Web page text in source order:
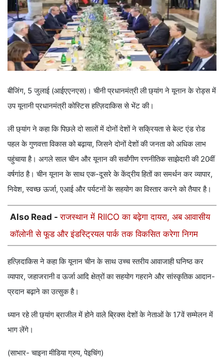
बीजिंग, 5 जुलाई (आईएएनएस)। चीनी प्रधानमंत्री ली छ्यांग ने यूनान के रोड्स में
उप यूनानी प्रधानमंत्री कोस्टिस हत्ज़िदाकिस से भेंट की।
ली छ्यांग ने कहा कि पिछले दो सालों में दोनों देशों ने सक्रियता से बेल्ट एंड रोड
पहल के गुणवत्ता विकास को बढ़ाया, जिसने दोनों देशों की जनता को अधिक लाभ
पहुंचाया है। अगले साल चीन और यूनान की सर्वांगीण रणनीतिक साझेदारी की 20वीं
वर्षगांठ है। चीन यूनान के साथ एक-दूसरे के केंद्रीय हितों का समर्थन कर व्यापार,
निवेश, स्वच्छ ऊर्जा, एआई और पर्यटनों के सहयोग का विस्तार करने को तैयार है।
Also Read -राजस्थान में RIICO का बढ़ेगा दायरा, अब आवासीय
कॉलोनी से फूड और इंडस्ट्रियल पार्क तक विकसित करेगा निगम
हत्ज़िदाकिस ने कहा कि यूनान चीन के साथ उच्च स्तरीय आवाजाही घनिष्ठ कर
व्यापार, जहाजरानी व ऊर्जा आदि क्षेत्रों का सहयोग गहराने और सांस्कृतिक आदान-
प्रदान बढ़ाने का उत्सुक है।
ध्यान रहे ली छ्यांग ब्राजील में होने वाले ब्रिक्स देशों के नेताओं के 17वें सम्मेलन में
भाग लेंगे।
(साभार- चाइना मीडिया ग्रुप, पेइचिंग)